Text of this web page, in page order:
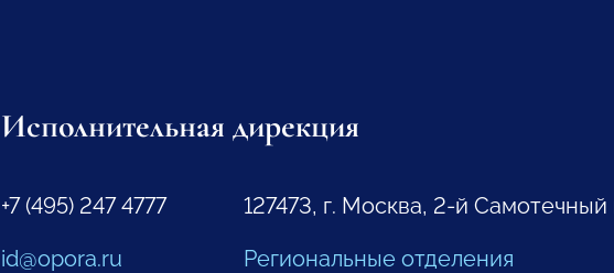
Исполнительная дирекция
+7 (495) 247 4777
id@opora.ru
127473, г. Москва, 2-й Самотечный
Региональные отделения